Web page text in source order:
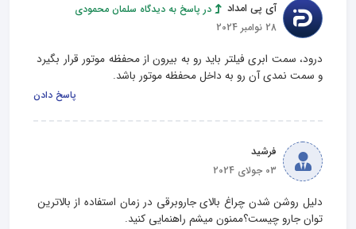
آی پی امداد
در پاسخ به دیدگاه سلمان محمودی
28 نوامبر 2024
درود، سمت ابری فیلتر باید رو به بیرون از محفظه موتور قرار بگیرد
و سمت نمدی آن رو به داخل محفظه موتور باشد.
پاسخ دادن
فرشید
03 جولای 2024
دلیل روشن شدن چراغ بالای جاروبرقی در زمان استفاده از بالاترین
توان جارو چیست؟ممنون میشم راهنمایی کنید.